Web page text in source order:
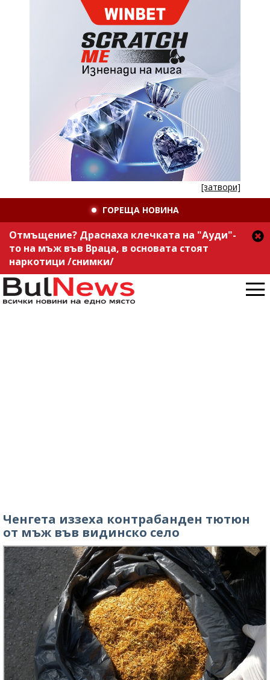
[затвори]
ГОРЕЩА НОВИНА
Отмъщение? Драснаха клечката на "Ауди"-
то на мъж във Враца, в основата стоят
наркотици /снимки/
Ченгета иззеха контрабанден тютюн
от мъж във видинско село